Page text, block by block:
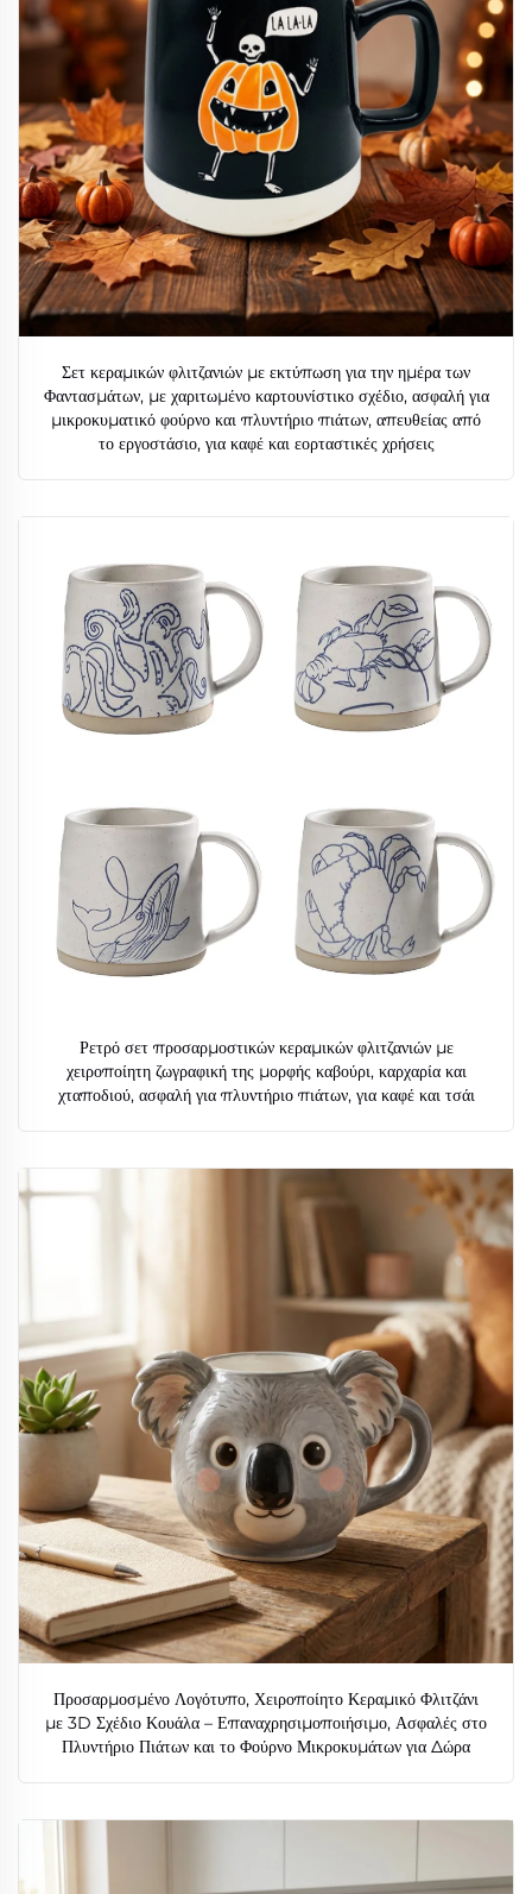
Σετ κεραμικών φλιτζανιών με εκτύπωση για την ημέρα των
Φαντασμάτων, με χαριτωμένο καρτουνίστικο σχέδιο, ασφαλή για
μικροκυματικό φούρνο και πλυντήριο πιάτων, απευθείας από
το εργοστάσιο, για καφέ και εορταστικές χρήσεις
Ρετρό σετ προσαρμοστικών κεραμικών φλιτζανιών με
χειροποίητη ζωγραφική της μορφής καβούρι, καρχαρία και
χταποδιού, ασφαλή για πλυντήριο πιάτων, για καφέ και τσάι
Προσαρμοσμένο Λογότυπο, Χειροποίητο Κεραμικό Φλιτζάνι
με 3D Σχέδιο Κουάλα – Επαναχρησιμοποιήσιμο, Ασφαλές στο
Πλυντήριο Πιάτων και το Φούρνο Μικροκυμάτων για Δώρα